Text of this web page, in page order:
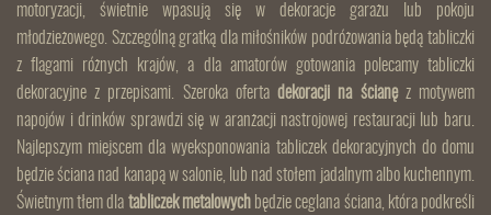
motoryzacji, świetnie wpasują się w dekoracje garażu lub pokoju
młodzieżowego. Szczególną gratką dla miłośników podróżowania będą tabliczki
z flagami różnych krajów, a dla amatorów gotowania polecamy tabliczki
dekoracyjne z przepisami. Szeroka ofertadekoracji na ścianęz motywem
napojów i drinków sprawdzi się w aranżacji nastrojowej restauracji lub baru.
Najlepszym miejscem dla wyeksponowania tabliczek dekoracyjnych do domu
będzie ściana nad kanapą w salonie, lub nad stołem jadalnym albo kuchennym.
Świetnym tłem dla tabliczek metalowychbędzie ceglana ściana, która podkreśli